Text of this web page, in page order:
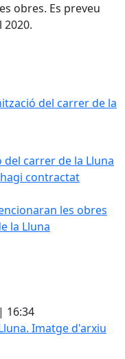
obres. Es preveu
del carrer de la
carrer de la Lluna
contractat
les obres
la Lluna
16:34
Imatge d'arxiu